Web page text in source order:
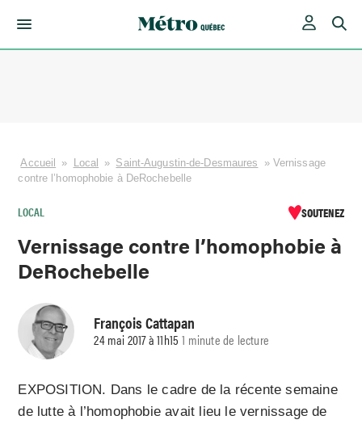
Accueil » Local » Saint-Augustin-de-Desmaures » Vernissage
contre l’homophobie à DeRochebelle
LOCAL SOUTENEZ
Vernissage contre l’homophobie à
DeRochebelle
François Cattapan
24 mai 2017 à 11h15 1 minute de lecture
EXPOSITION. Dans le cadre de la récente semaine
de lutte à l’homophobie avait lieu le vernissage de